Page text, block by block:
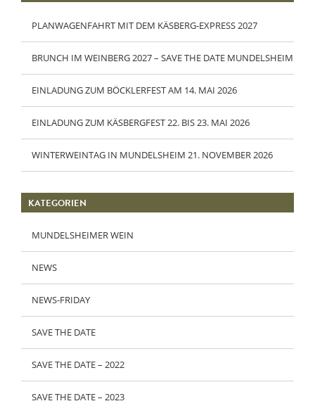
PLANWAGENFAHRT MIT DEM KÄSBERG-EXPRESS 2027
BRUNCH IM WEINBERG 2027 – SAVE THE DATE MUNDELSHEIM
EINLADUNG ZUM BÖCKLERFEST AM 14. MAI 2026
EINLADUNG ZUM KÄSBERGFEST 22. BIS 23. MAI 2026
WINTERWEINTAG IN MUNDELSHEIM 21. NOVEMBER 2026
KATEGORIEN
MUNDELSHEIMER WEIN
NEWS
NEWS-FRIDAY
SAVE THE DATE
SAVE THE DATE – 2022
SAVE THE DATE – 2023